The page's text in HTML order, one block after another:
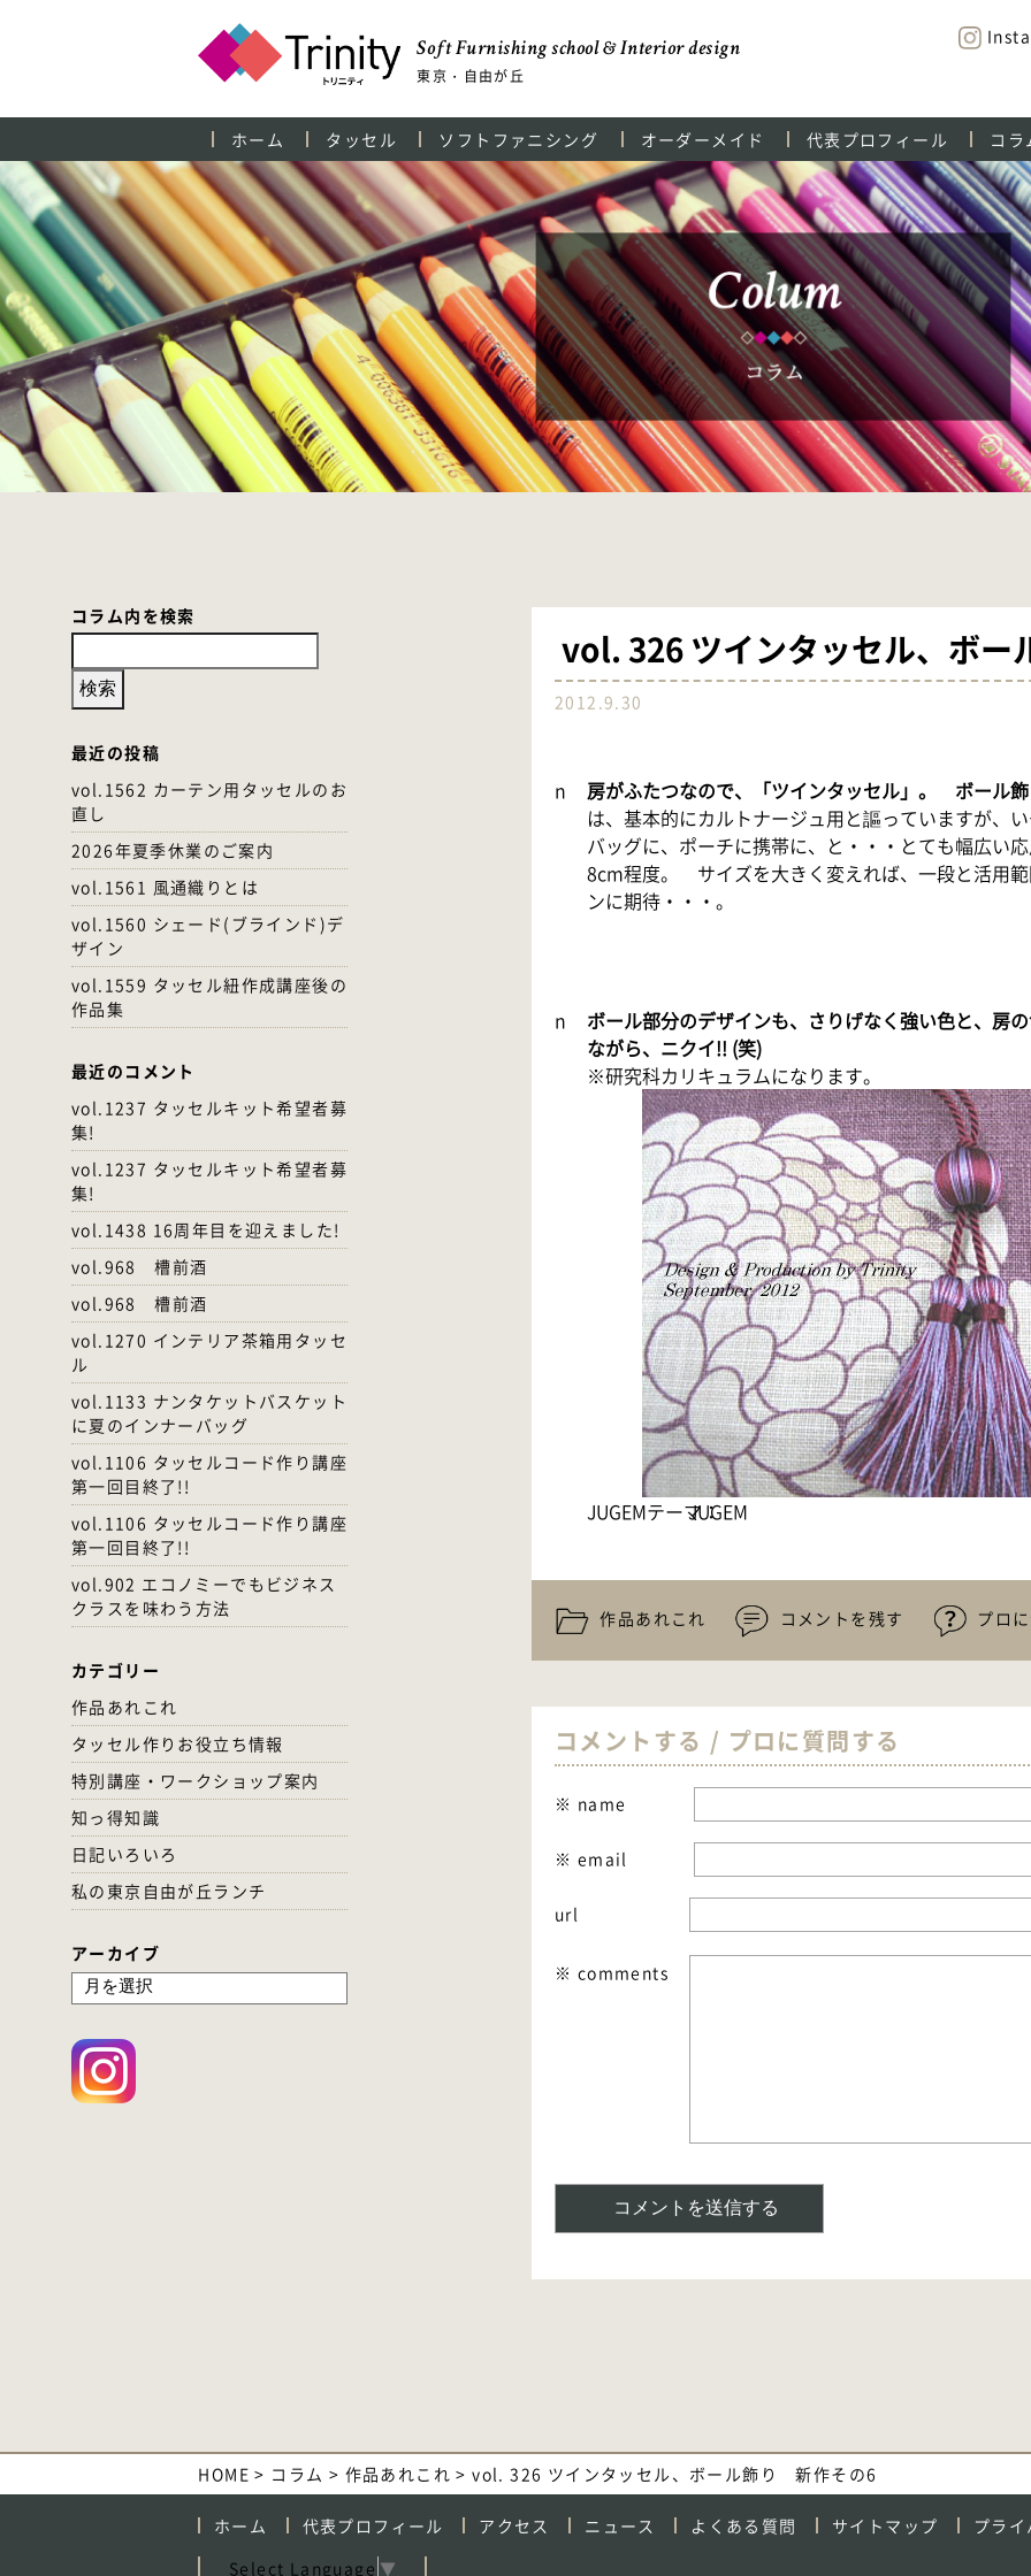
Soft Furnishing school & Interior design
東京・自由が丘
ホーム タッセル ソフトファニシング オーダーメイド 代表プロフィール コラ
コラム内を検索
最近の投稿
vol.1562 カーテン用タッセルのお
直し
2026年夏季休業のご案内
vol.1561 風通織りとは
vol.1560 シェード(ブラインド)デ
ザイン
vol.1559 タッセル紐作成講座後の
作品集
最近のコメント
vol.1237 タッセルキット希望者募
集!
vol.1237 タッセルキット希望者募
集!
vol.1438 16周年目を迎えました!
vol.968 槽前酒
vol.968 槽前酒
vol.1270 インテリア茶箱用タッセ
ル
vol.1133 ナンタケットバスケット
に夏のインナーバッグ
vol.1106 タッセルコード作り講座
第一回目終了!!
vol.1106 タッセルコード作り講座
第一回目終了!!
vol.902 エコノミーでもビジネス
クラスを味わう方法
カテゴリー
作品あれこれ
タッセル作りお役立ち情報
特別講座・ワークショップ案内
知っ得知識
日記いろいろ
私の東京自由が丘ランチ
アーカイブ
vol. 326 ツインタッセル、ボ
2012.9.30
n
房がふたつなので、「ツインタッセル」。 ボール
は、基本的にカルトナージュ用と謳っていますが
バッグに、ポーチに携帯に、と・・・とても幅広
8cm程度。 サイズを大きく変えれば、一段と活用
ンに期待・・・。
n
ボール部分のデザインも、さりげなく強い色と、
ながら、ニクイ!! (笑)
※研究科カリキュラムになります。
JUGEMテーマ：
JUGEM
作品あれこれ コメントを残す プロ
コメントする / プロに質問する
※ name
※ email
url
※ comments
HOME > コラム > 作品あれこれ >vol. 326 ツインタッセル、ボール飾り 新作その6
ホーム 代表プロフィール アクセス ニュース よくある質問 サイトマップ
プラ
Select Language ▼